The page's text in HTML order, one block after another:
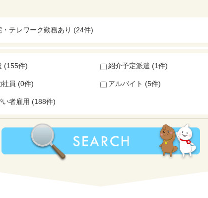
・テレワーク勤務あり (24件)
(155件) 紹介予定派遣 (1件)
社員 (0件) アルバイト (5件)
い者雇用 (188件)